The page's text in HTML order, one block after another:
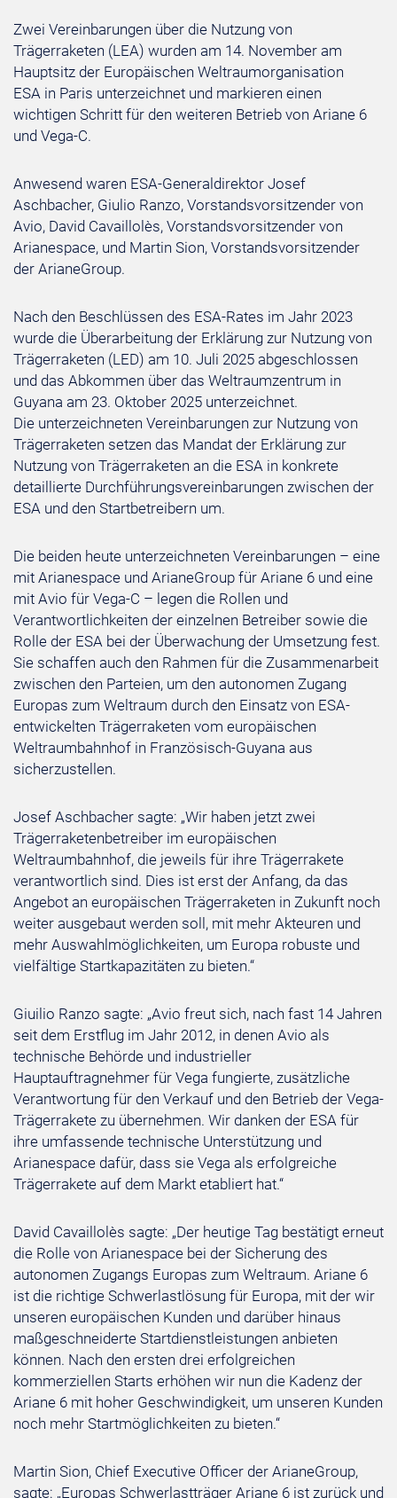
Zwei Vereinbarungen über die Nutzung von
Trägerraketen (LEA) wurden am 14. November am
Hauptsitz der Europäischen Weltraumorganisation
ESA in Paris unterzeichnet und markieren einen
wichtigen Schritt für den weiteren Betrieb von Ariane 6
und Vega-C.
Anwesend waren ESA-Generaldirektor Josef
Aschbacher, Giulio Ranzo, Vorstandsvorsitzender von
Avio, David Cavaillolès, Vorstandsvorsitzender von
Arianespace, und Martin Sion, Vorstandsvorsitzender
der ArianeGroup.
Nach den Beschlüssen des ESA-Rates im Jahr 2023
wurde die Überarbeitung der Erklärung zur Nutzung von
Trägerraketen (LED) am 10. Juli 2025 abgeschlossen
und das Abkommen über das Weltraumzentrum in
Guyana am 23. Oktober 2025 unterzeichnet.
Die unterzeichneten Vereinbarungen zur Nutzung von
Trägerraketen setzen das Mandat der Erklärung zur
Nutzung von Trägerraketen an die ESA in konkrete
detaillierte Durchführungsvereinbarungen zwischen der
ESA und den Startbetreibern um.
Die beiden heute unterzeichneten Vereinbarungen – eine
mit Arianespace und ArianeGroup für Ariane 6 und eine
mit Avio für Vega-C – legen die Rollen und
Verantwortlichkeiten der einzelnen Betreiber sowie die
Rolle der ESA bei der Überwachung der Umsetzung fest.
Sie schaffen auch den Rahmen für die Zusammenarbeit
zwischen den Parteien, um den autonomen Zugang
Europas zum Weltraum durch den Einsatz von ESA-
entwickelten Trägerraketen vom europäischen
Weltraumbahnhof in Französisch-Guyana aus
sicherzustellen.
Josef Aschbacher sagte: „Wir haben jetzt zwei
Trägerraketenbetreiber im europäischen
Weltraumbahnhof, die jeweils für ihre Trägerrakete
verantwortlich sind. Dies ist erst der Anfang, da das
Angebot an europäischen Trägerraketen in Zukunft noch
weiter ausgebaut werden soll, mit mehr Akteuren und
mehr Auswahlmöglichkeiten, um Europa robuste und
vielfältige Startkapazitäten zu bieten.“
Giuilio Ranzo sagte: „Avio freut sich, nach fast 14 Jahren
seit dem Erstflug im Jahr 2012, in denen Avio als
technische Behörde und industrieller
Hauptauftragnehmer für Vega fungierte, zusätzliche
Verantwortung für den Verkauf und den Betrieb der Vega-
Trägerrakete zu übernehmen. Wir danken der ESA für
ihre umfassende technische Unterstützung und
Arianespace dafür, dass sie Vega als erfolgreiche
Trägerrakete auf dem Markt etabliert hat.“
David Cavaillolès sagte: „Der heutige Tag bestätigt erneut
die Rolle von Arianespace bei der Sicherung des
autonomen Zugangs Europas zum Weltraum. Ariane 6
ist die richtige Schwerlastlösung für Europa, mit der wir
unseren europäischen Kunden und darüber hinaus
maßgeschneiderte Startdienstleistungen anbieten
können. Nach den ersten drei erfolgreichen
kommerziellen Starts erhöhen wir nun die Kadenz der
Ariane 6 mit hoher Geschwindigkeit, um unseren Kunden
noch mehr Startmöglichkeiten zu bieten.“
Martin Sion, Chief Executive Officer der ArianeGroup,
sagte: „Europas Schwerlastträger Ariane 6 ist zurück und